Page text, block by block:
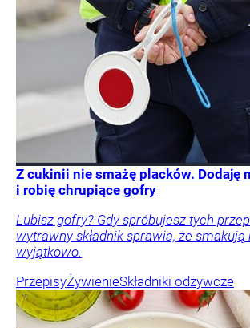
Z cukinii nie smażę placków. Dodaję
i robię chrupiące gofry
Lubisz gofry? Gdy spróbujesz tych
wytrawny składnik sprawia, że smakują
wyjątkowo.
PrzepisyŻywienieSkładniki odżywcze